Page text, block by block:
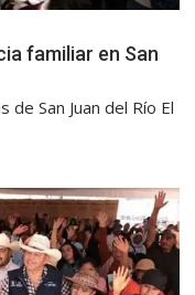
familiar en San
de San Juan del Río El